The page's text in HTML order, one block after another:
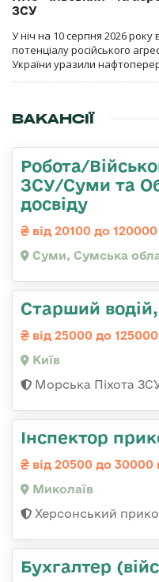
ЗСУ
У ніч на 10 серпня 2026
потенціалу російського
України уразили
ВАКАНСІЇ
Робота/
ЗСУ/Суми та
досвіду
від 20100 до
Суми, Сумська
Старший водій,
від 25000 до
Київ
Морська Піхота
Інспектор
від 20500 до 30000
Миколаїв
Херсонський
Бухгалтер